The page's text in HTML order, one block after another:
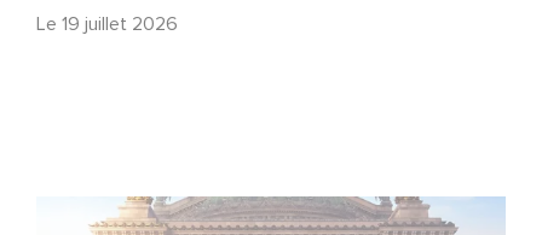
Le 19 juillet 2026
Gaumont et Good Hero annoncent la suite de Ballerina